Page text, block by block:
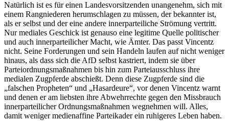
Natürlich ist es für einen Landesvorsitzenden unangenehm, sich mit
einem Rangniederen herumschlagen zu müssen, der bekannter ist,
als er selbst und der eine andere innerparteiliche Strömung vertritt.
Nur mediales Geschick ist genauso eine legitime Quelle politischer
und auch innerparteilicher Macht, wie Ämter. Das passt Vincentz
nicht. Seine Forderungen und sein Handeln laufen auf nicht weniger
hinaus, als dass sich die AfD selbst kastriert, indem sie über
Parteiordnungsmaßnahmen bis hin zum Parteiausschluss ihre
medialen Zugpferde abschießt. Denn diese Zugpferde sind die
„falschen Propheten“ und „Hasardeure“, vor denen Vincentz warnt
und denen er am liebsten ihre Abwehrrechte gegen den Missbrauch
innerparteilicher Ordnungsmaßnahmen wegnehmen will. Alles,
damit weniger medienaffine Parteikader ein ruhigeres Leben haben.